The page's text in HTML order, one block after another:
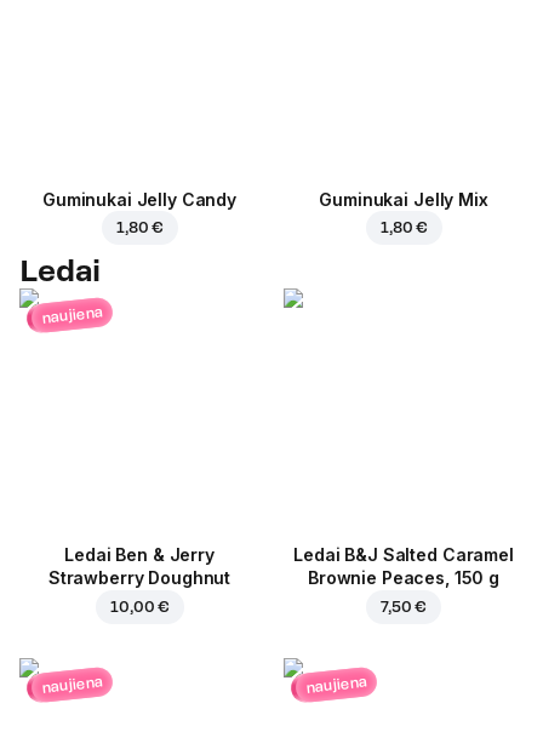
Guminukai Jelly Candy
1,80 €
Guminukai Jelly Mix
1,80 €
Ledai
naujiena
Ledai Ben & Jerry
Strawberry Doughnut
10,00 €
Ledai B&J Salted Caramel
Brownie Peaces, 150 g
7,50 €
naujiena naujiena